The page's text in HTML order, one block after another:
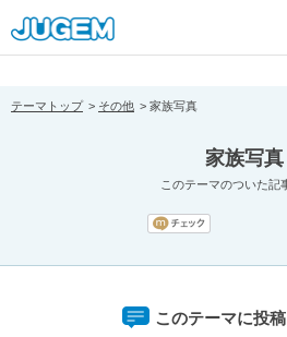
[pear_error: message="Success"
prefix="" info=""]
テーマトップ その他 家族写真
家族写真
このテーマのついた記
このテーマに投